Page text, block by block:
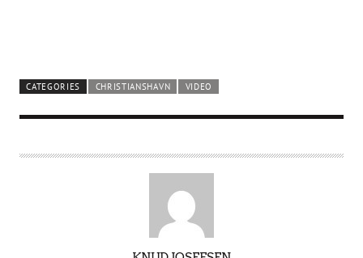
CATEGORIES CHRISTIANSHAVN VIDEO